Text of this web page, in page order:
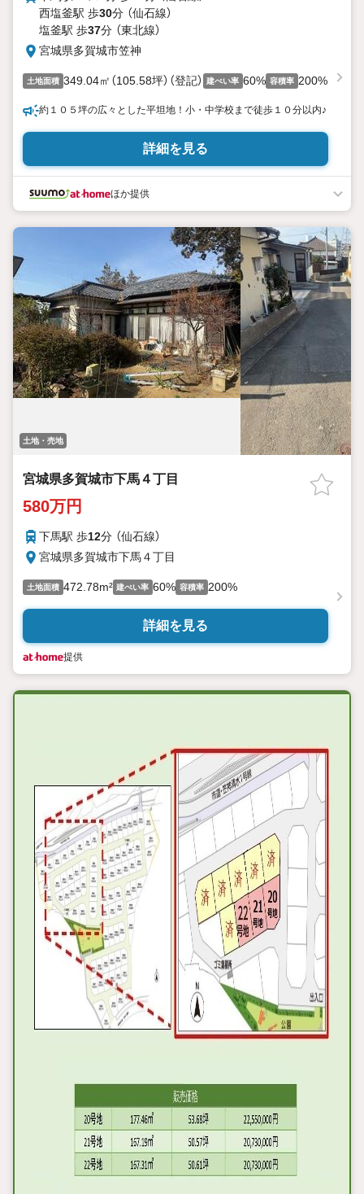
西塩釜駅 歩30分 （仙石線）
塩釜駅 歩37分 （東北線）
宮城県多賀城市笠神
土地面積 349.04㎡（105.58坪）（登記） 建ぺい率 60% 容積率 200%
約１０５坪の広々とした平坦地！小・中学校まで徒歩１０分以内♪
詳細を見る
ほか提供
土地・売地
宮城県多賀城市下馬４丁目
580万円
下馬駅 歩12分 （仙石線）
宮城県多賀城市下馬４丁目
土地面積 472.78m² 建ぺい率 60% 容積率 200%
詳細を見る
提供